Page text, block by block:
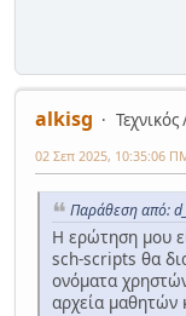
alkisg
02 Σεπ 2025, 10:35:06
Παράθεση από:
Η ερώτηση μου
sch-scripts θα
ονόματα
αρχεία μαθητών